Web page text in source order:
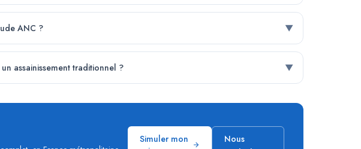
ANC ? ▼
assainissement traditionnel ? ▼
Simuler mon
Nous